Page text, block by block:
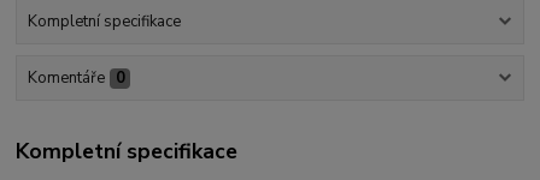
Kompletní specifikace
Komentáře 0
Kompletní specifikace